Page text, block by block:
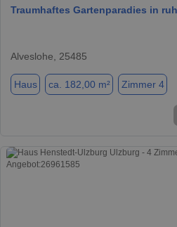
Traumhaftes Gartenparadies in
Alveslohe, 25485
Haus ca. 182,00 m² Zimmer 4